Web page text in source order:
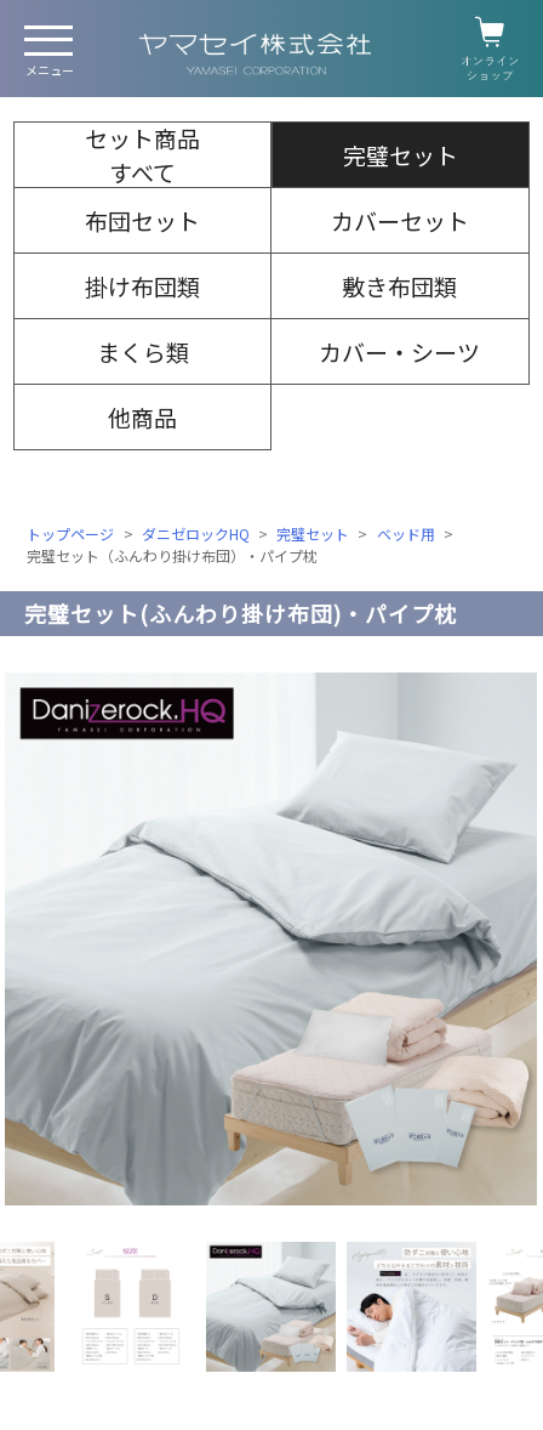
セット商品
すべて
完璧セット
布団セット
カバーセット
掛け布団類
敷き布団類
まくら類
カバー・シーツ
他商品
トップページ ダニゼロックHQ 完璧セット
ベッド用
完璧セット（ふんわり掛け布団）・パイプ枕
完璧セット(ふんわり掛け布団)・パイプ枕